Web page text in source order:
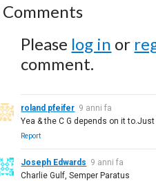
Comments
Please log in or
comment.
roland pfeifer 9 anni fa
Yea & the C G depends on it
Report
Joseph Edwards 9 anni fa
Charlie Gulf, Semper Paratus